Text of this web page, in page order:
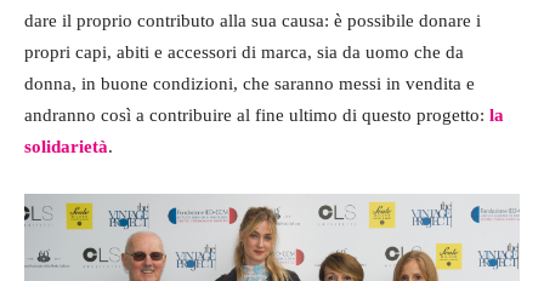
dare il proprio contributo alla sua causa: è possibile donare i
propri capi, abiti e accessori di marca, sia da uomo che da
donna, in buone condizioni, che saranno messi in vendita e
andranno così a contribuire al fine ultimo di questo progetto: la
solidarietà.